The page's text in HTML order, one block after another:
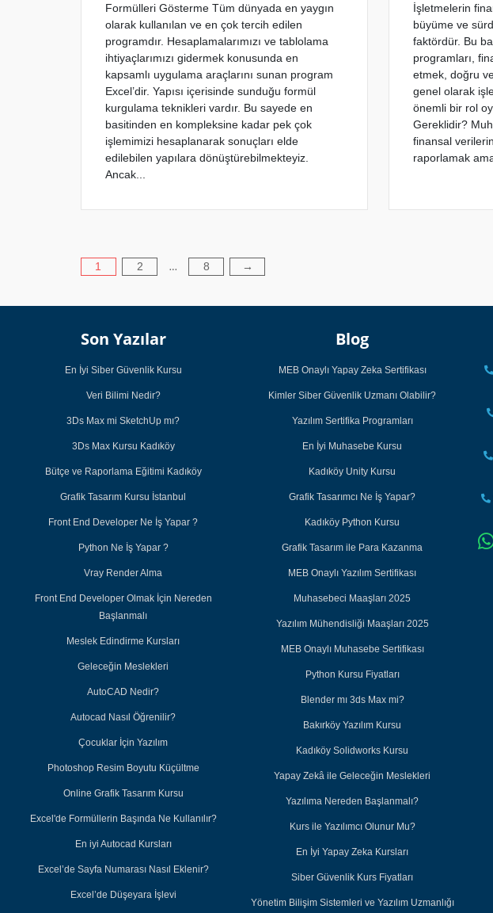
Formülleri Gösterme Tüm dünyada en yaygın
olarak kullanılan ve en çok tercih edilen
programdır. Hesaplamalarımızı ve tablolama
ihtiyaçlarımızı gidermek konusunda en
kapsamlı uygulama araçlarını sunan program
Excel’dir. Yapısı içerisinde sunduğu formül
kurgulama teknikleri vardır. Bu sayede en
basitinden en kompleksine kadar pek çok
işlemimizi hesaplanarak sonuçları elde
edilebilen yapılara dönüştürebilmekteyiz.
Ancak...
İşletmelerin
büyüme ve
faktördür. Bu
programları,
etmek, doğru
genel olarak
önemli bir rol
Gereklidir?
finansal
raporlamak
Yazı
1 2 … 8 →
Son Yazılar
En İyi Siber Güvenlik Kursu
Veri Bilimi Nedir?
3Ds Max mi SketchUp mı?
3Ds Max Kursu Kadıköy
Bütçe ve Raporlama Eğitimi Kadıköy
Grafik Tasarım Kursu İstanbul
Front End Developer Ne İş Yapar ?
Python Ne İş Yapar ?
Vray Render Alma
Front End Developer Olmak İçin Nereden
Başlanmalı
Meslek Edindirme Kursları
Geleceğin Meslekleri
AutoCAD Nedir?
Autocad Nasıl Öğrenilir?
Çocuklar İçin Yazılım
Photoshop Resim Boyutu Küçültme
Online Grafik Tasarım Kursu
Excel'de Formüllerin Başında Ne Kullanılır?
En iyi Autocad Kursları
Excel’de Sayfa Numarası Nasıl Eklenir?
Excel’de Düşeyara İşlevi
Blog
MEB Onaylı Yapay Zeka Sertifikası
Kimler Siber Güvenlik Uzmanı Olabilir?
Yazılım Sertifika Programları
En İyi Muhasebe Kursu
Kadıköy Unity Kursu
Grafik Tasarımcı Ne İş Yapar?
Kadıköy Python Kursu
Grafik Tasarım ile Para Kazanma
MEB Onaylı Yazılım Sertifikası
Muhasebeci Maaşları 2025
Yazılım Mühendisliği Maaşları 2025
MEB Onaylı Muhasebe Sertifikası
Python Kursu Fiyatları
Blender mı 3ds Max mi?
Bakırköy Yazılım Kursu
Kadıköy Solidworks Kursu
Yapay Zekâ ile Geleceğin Meslekleri
Yazılıma Nereden Başlanmalı?
Kurs ile Yazılımcı Olunur Mu?
En İyi Yapay Zeka Kursları
Siber Güvenlik Kurs Fiyatları
Yönetim Bilişim Sistemleri ve Yazılım Uzmanlığı